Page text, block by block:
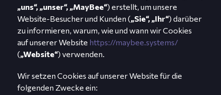
„uns“, „unser“, „MayBee“) erstellt, um unsere
Website-Besucher und Kunden („Sie“, „Ihr“) darüber
zu informieren, warum, wie und wann wir Cookies
auf unserer Website https://maybee.systems/
(„Website“) verwenden.
Wir setzen Cookies auf unserer Website für die
folgenden Zwecke ein: